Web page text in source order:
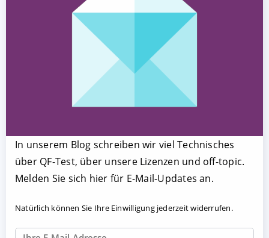
In unserem Blog schreiben wir viel Technisches
über QF-Test, über unsere Lizenzen und off-topic.
Melden Sie sich hier für E-Mail-Updates an.
Natürlich können Sie Ihre Einwilligung jederzeit widerrufen.